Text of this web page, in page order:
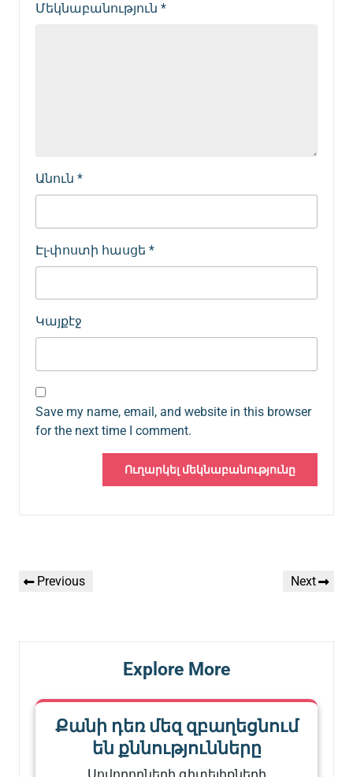
Մեկնաբանություն *
Անուն *
Էլ-փոստի հասցե *
Կայքէջ
Save my name, email, and website in this browser
for the next time I comment.
նավարկումը
Previous
Previous
Next
Next
Explore More
Քանի դեռ մեզ զբաղեցնում
են քննությունները
Սովորողների գիտելիքների